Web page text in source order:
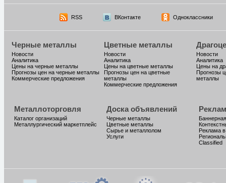
RSS ВКонтакте Одноклассники
Черные металлы
Новости
Аналитика
Цены на черные металлы
Прогнозы цен на черные металлы
Коммерческие предложения
Цветные металлы
Новости
Аналитика
Цены на цветные металлы
Прогнозы цен на цветные
металлы
Коммерческие предложения
Новости
Аналитика
Цены на
Прогнозы
металлы
Металлоторговля
Каталог организаций
Металлургический маркетплейс
Доска объявлений
Черные металлы
Цветные металлы
Сырье и металлолом
Услуги
Реклама
Classified